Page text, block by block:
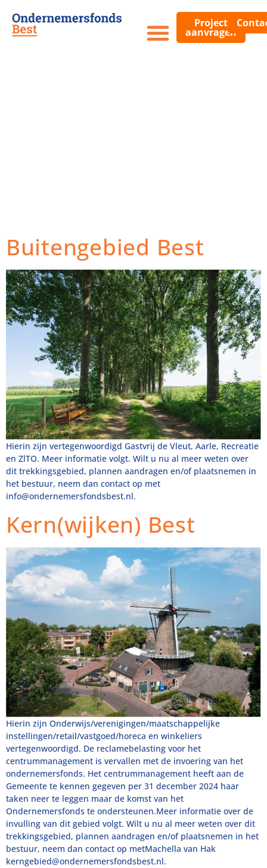
Project
aanvragen
Buitengebied Best
Hierin zijn vertegenwoordigd Gastvrij de Vleut, Aarle, Recreatie
en ZlTO. Meer informatie volgt. Wilt u nu al meer weten over
dit trekkingsgebied, plannen aandragen en/of plaatsnemen in
het bestuur, neem dan contact op met
info@ondernemersfondsbest.nl.
Kern(wijken) Best
Hierin zijn Onderwijs/verenigingen/maatschappelijke
instellingen/retail/vastgoed/horeca en winkeliers
vertegenwoordigd. De reclamebelasting voor het
centrummanagement is vervallen met de invoering van het
ondernemersfonds. Het centrummanagement heeft aan de
Gemeente te kennen gegeven per 31 december 2024 haar
taken neer te leggen maar de komst van het
Ondernemersfonds te ondersteunen.Meer informatie over de
invulling van dit gebied volgt. Wilt u nu al meer weten over dit
trekkingsgebied, plannen aandragen en/of plaatsnemen in het
bestuur, neem dan contact op metMachella van Hak
kerngebied@ondernemersfondsbest.nl.